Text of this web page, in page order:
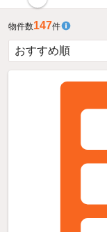
物件数147件